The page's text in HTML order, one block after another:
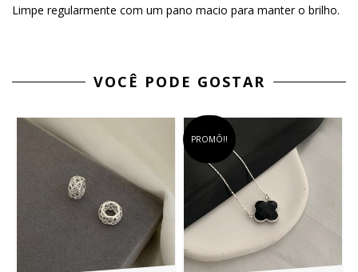
Limpe regularmente com um pano macio para manter o brilho.
VOCÊ PODE GOSTAR
PROMÔ!!